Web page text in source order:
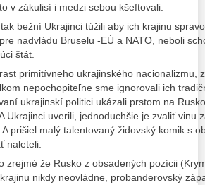
v zákulisí i medzi sebou kšeftovali.
bežní Ukrajinci túžili aby ich krajinu
nadvládu Bruselu -EÚ a NATO, neboli
štát.
primitívneho ukrajinského nacionalizmu,
nepochopiteľne sme ignorovali ich
ukrajinskí politici ukázali prstom na
Ukrajinci uverili, jednoduchšie je zvaliť vinu
prišiel malý talentovaný židovský komik s
naleteli.
zrejmé že Rusko z obsadených pozícii
nikdy neovládne, probanderovský